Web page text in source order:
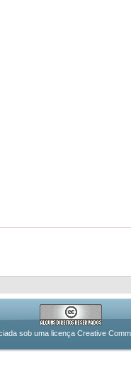
sob uma licença Creative